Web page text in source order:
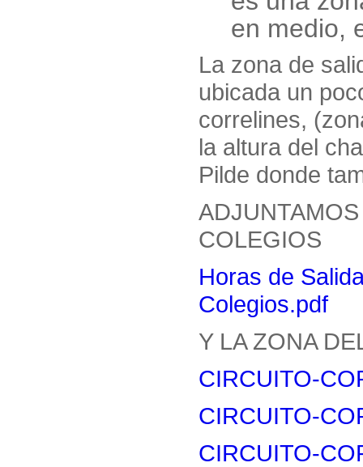
en medio,
La zona de
ubicada un
correlines,
la altura del
Pilde donde
COLEGIOS
Horas de
Colegios.pdf
Y LA ZONA
CIRCUITO-
CIRCUITO-
CIRCUITO-